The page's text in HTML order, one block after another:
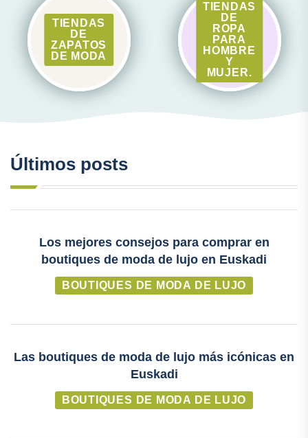
TIENDAS
DE
ZAPATOS
DE MODA
TIENDAS
DE
ROPA
PARA
HOMBRE
Y
MUJER.
Últimos posts
Los mejores consejos para comprar en
boutiques de moda de lujo en Euskadi
BOUTIQUES DE MODA DE LUJO
Las boutiques de moda de lujo más icónicas en
Euskadi
BOUTIQUES DE MODA DE LUJO